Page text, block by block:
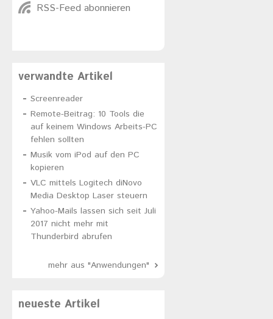
RSS-Feed abonnieren
verwandte Artikel
Screenreader
Remote-Beitrag: 10 Tools die
auf keinem Windows Arbeits-PC
fehlen sollten
Musik vom iPod auf den PC
kopieren
VLC mittels Logitech diNovo
Media Desktop Laser steuern
Yahoo-Mails lassen sich seit Juli
2017 nicht mehr mit
Thunderbird abrufen
mehr aus "Anwendungen"
neueste Artikel